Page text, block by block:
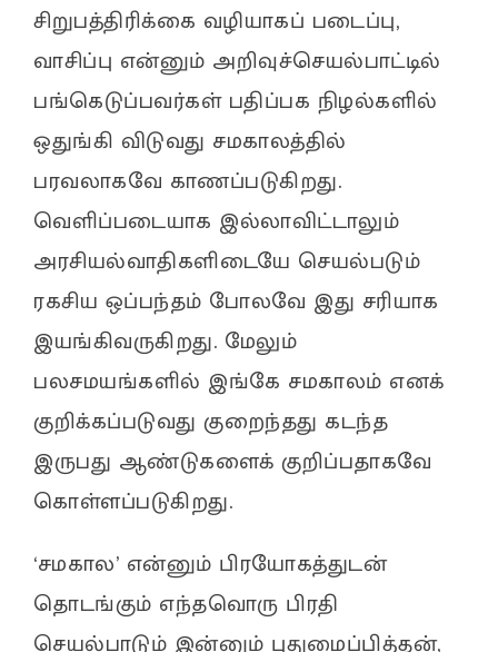
சிறுபத்திரிக்கை வழியாகப் படைப்பு,
வாசிப்பு என்னும் அறிவுச்செயல்பாட்டில்
பங்கெடுப்பவர்கள் பதிப்பக நிழல்களில்
ஒதுங்கி விடுவது சமகாலத்தில்
பரவலாகவே காணப்படுகிறது.
வெளிப்படையாக இல்லாவிட்டாலும்
அரசியல்வாதிகளிடையே செயல்படும்
ரகசிய ஒப்பந்தம் போலவே இது சரியாக
இயங்கிவருகிறது. மேலும்
பலசமயங்களில் இங்கே சமகாலம் எனக்
குறிக்கப்படுவது குறைந்தது கடந்த
இருபது ஆண்டுகளைக் குறிப்பதாகவே
கொள்ளப்படுகிறது.
‘சமகால’ என்னும் பிரயோகத்துடன்
தொடங்கும் எந்தவொரு பிரதி
செயல்பாடும் இன்னும் புதுமைப்பித்தன்,